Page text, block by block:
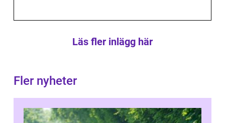
Läs fler inlägg här
Fler nyheter